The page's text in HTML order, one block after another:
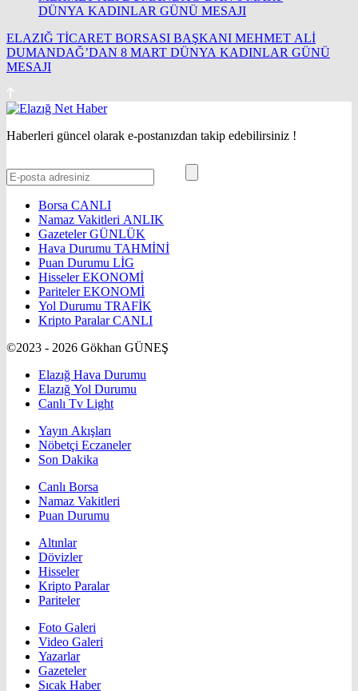
ELAZIĞ TİCARET BORSASI BAŞKANI MEHMET ALİ
DUMANDAĞ’DAN 8 MART DÜNYA KADINLAR GÜNÜ
MESAJI
Haberleri güncel olarak e-postanızdan takip edebilirsiniz !
Borsa CANLI
Namaz Vakitleri ANLIK
GazetelerGÜNLÜK
Hava Durumu TAHMİNİ
Puan Durumu LİG
HisselerEKONOMİ
ParitelerEKONOMİ
Yol Durumu TRAFİK
Kripto ParalarCANLI
©2023 - 2026 Gökhan GÜNEŞ
Elazığ Hava Durumu
Elazığ Yol Durumu
Canlı Tv Light
Yayın Akışları
Nöbetçi Eczaneler
Son Dakika
Canlı Borsa
Namaz Vakitleri
Puan Durumu
Altınlar
Dövizler
Hisseler
Kripto Paralar
Pariteler
Foto Galeri
Video Galeri
Yazarlar
Gazeteler
Sıcak Haber